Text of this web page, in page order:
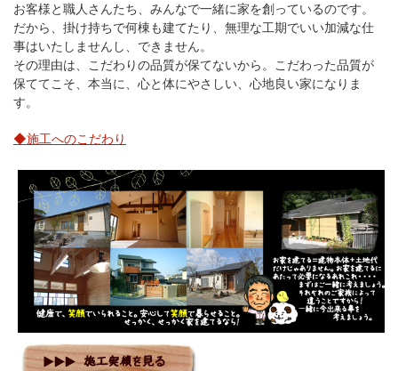
お客様と職人さんたち、みんなで一緒に家を創っているのです。
だから、掛け持ちで何棟も建てたり、無理な工期でいい加減な仕
事はいたしませんし、できません。
その理由は、こだわりの品質が保てないから。こだわった品質が
保ててこそ、本当に、心と体にやさしい、心地良い家になりま
す。
◆施工へのこだわり